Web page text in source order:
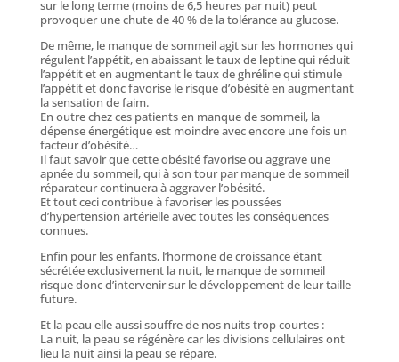
sur le long terme (moins de 6,5 heures par nuit) peut
provoquer une chute de 40 % de la tolérance au glucose.
De même, le manque de sommeil agit sur les hormones qui
régulent l’appétit, en abaissant le taux de leptine qui réduit
l’appétit et en augmentant le taux de ghréline qui stimule
l’appétit et donc favorise le risque d’obésité en augmentant
la sensation de faim.
En outre chez ces patients en manque de sommeil, la
dépense énergétique est moindre avec encore une fois un
facteur d’obésité…
Il faut savoir que cette obésité favorise ou aggrave une
apnée du sommeil, qui à son tour par manque de sommeil
réparateur continuera à aggraver l’obésité.
Et tout ceci contribue à favoriser les poussées
d’hypertension artérielle avec toutes les conséquences
connues.
Enfin pour les enfants, l’hormone de croissance étant
sécrétée exclusivement la nuit, le manque de sommeil
risque donc d’intervenir sur le développement de leur taille
future.
Et la peau elle aussi souffre de nos nuits trop courtes :
La nuit, la peau se régénère car les divisions cellulaires ont
lieu la nuit ainsi la peau se répare.